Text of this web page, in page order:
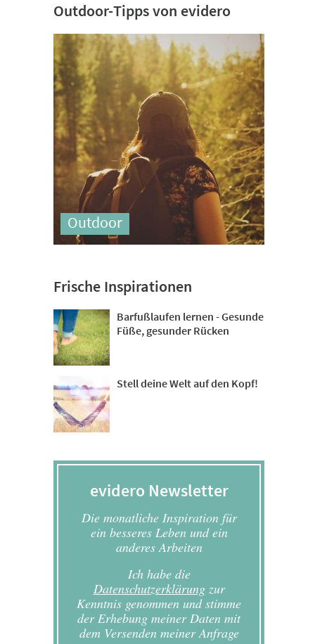
Outdoor-Tipps von evidero
Outdoor
Frische Inspirationen
Barfußlaufen lernen - Gesunde
Füße, gesunder Rücken
Stell deine Welt auf den Kopf!
evidero Newsletter
Die monatliche Inspiration für
ein besseres Leben und ein
anderes Arbeiten
Ich habe die
Datenschutzerklärungzur
Kenntnis genommen und stimme
der Erhebung meiner Daten mit
dem Versenden meiner Anfrage